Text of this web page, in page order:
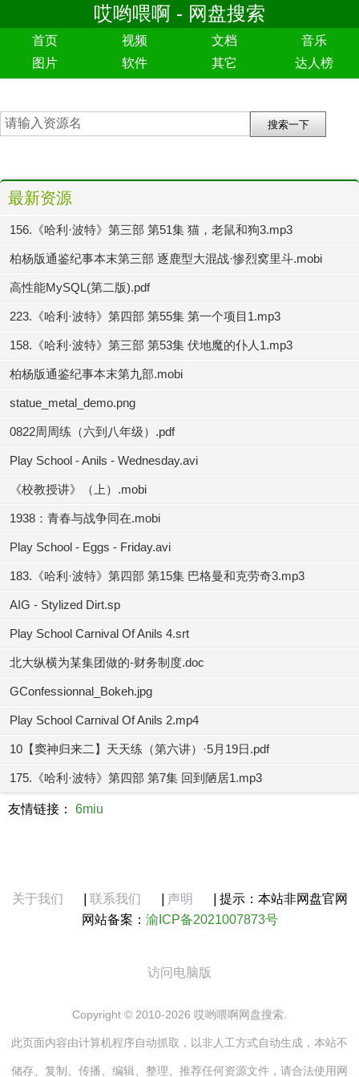
哎哟喂啊 - 网盘搜索
首页 视频 文档
音乐
图片
软件 其它 达人榜
最新资源
156.《哈利·波特》第三部 第51集 猫，老鼠和狗3.mp3
柏杨版通鉴纪事本末第三部 逐鹿型大混战·惨烈窝里斗.mobi
高性能MySQL(第二版).pdf
223.《哈利·波特》第四部 第55集 第一个项目1.mp3
158.《哈利·波特》第三部 第53集 伏地魔的仆人1.mp3
柏杨版通鉴纪事本末第九部.mobi
statue_metal_demo.png
0822周周练（六到八年级）.pdf
Play School - Anils - Wednesday.avi
《校教授讲》（上）.mobi
1938：青春与战争同在.mobi
Play School - Eggs - Friday.avi
183.《哈利·波特》第四部 第15集 巴格曼和克劳奇3.mp3
AIG - Stylized Dirt.sp
Play School Carnival Of Anils 4.srt
北大纵横为某集团做的-财务制度.doc
GConfessionnal_Bokeh.jpg
Play School Carnival Of Anils 2.mp4
10【窦神归来二】天天练（第六讲）·5月19日.pdf
175.《哈利·波特》第四部 第7集 回到陋居1.mp3
友情链接： 6miu
关于我们 联系我们 声明
提示：本站非网盘官网
网站备案： 渝ICP备2021007873号
访问电脑版
Copyright © 2010-2026 哎哟喂啊网盘搜索.
此页面内容由计算机程序自动抓取，以非人工方式自动生成，本站不
储存、复制、传播、编辑、整理、推荐任何资源文件，请合法使用网